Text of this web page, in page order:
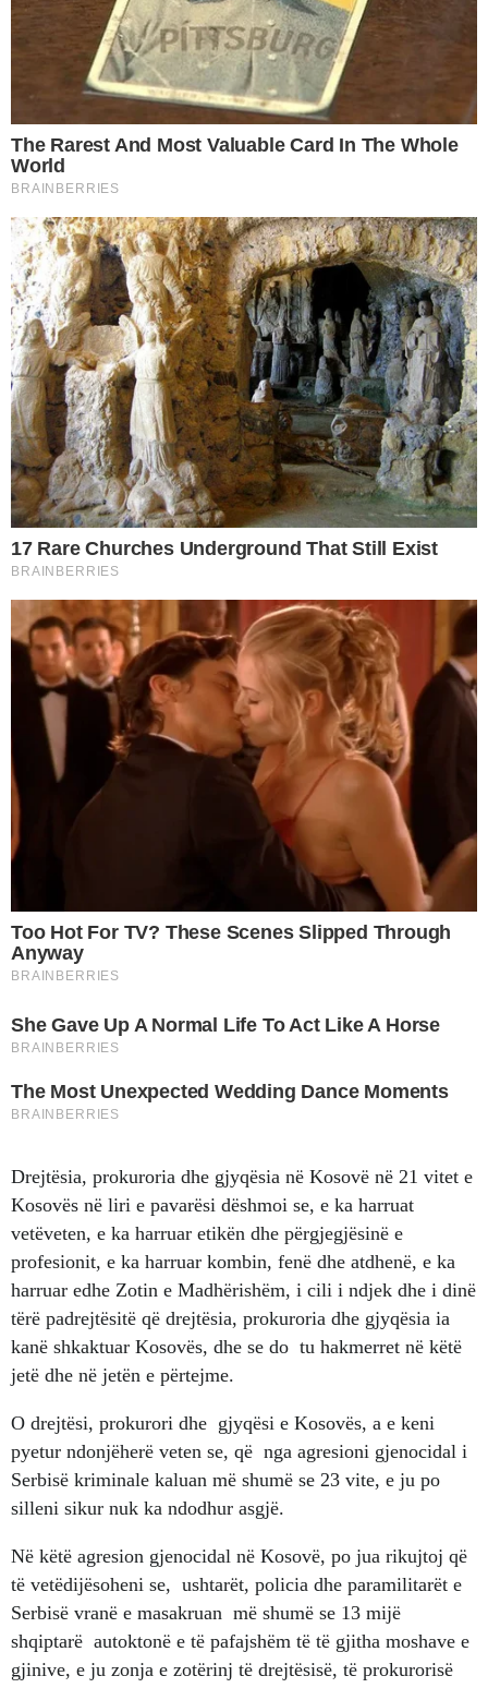
Drejtësia, prokuroria dhe gjyqësia në Kosovë në 21 vitet e
Kosovës në liri e pavarësi dëshmoi se, e ka harruat
vetëveten, e ka harruar etikën dhe përgjegjësinë e
profesionit, e ka harruar kombin, fenë dhe atdhenë, e ka
harruar edhe Zotin e Madhërishëm, i cili i ndjek dhe i dinë
tërë padrejtësitë që drejtësia, prokuroria dhe gjyqësia ia
kanë shkaktuar Kosovës, dhe se do tu hakmerret në këtë
jetë dhe në jetën e përtejme.
O drejtësi, prokurori dhe gjyqësi e Kosovës, a e keni
pyetur ndonjëherë veten se, që nga agresioni gjenocidal i
Serbisë kriminale kaluan më shumë se 23 vite, e ju po
silleni sikur nuk ka ndodhur asgjë.
Në këtë agresion gjenocidal në Kosovë, po jua rikujtoj që
të vetëdijësoheni se, ushtarët, policia dhe paramilitarët e
Serbisë vranë e masakruan më shumë se 13 mijë
shqiptarë autoktonë e të pafajshëm të të gjitha moshave e
gjinive, e ju zonja e zotërinj të drejtësisë, të prokurorisë